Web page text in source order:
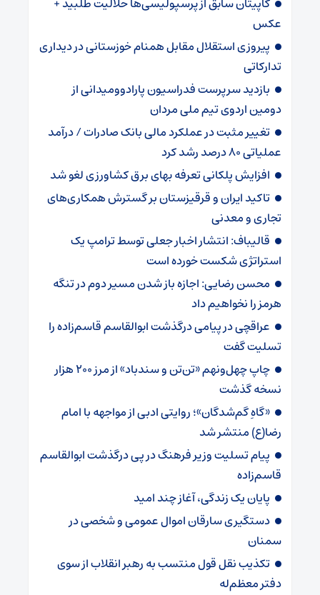
عکس
پیروزی استقلال مقابل همنام خوزستانی در دیداری
تدارکاتی
بازدید سرپرست فدراسیون پارادوومیدانی از
دومین اردوی تیم ملی مردان
تغییر مثبت در عملکرد مالی بانک صادرات / درآمد
عملیاتی ۸۰ درصد رشد کرد
افزایش پلکانی تعرفه بهای برق کشاورزی لغو شد
تاکید ایران و قرقیزستان بر گسترش همکاری‌های
تجاری و معدنی
قالیباف: انتشار اخبار جعلی توسط ترامپ یک
استراتژی شکست خورده است
محسن رضایی: اجازه باز شدن مسیر دوم در تنگه
هرمز را نخواهیم داد
عراقچی در پیامی درگذشت ابوالقاسم قاسم‌زاده را
تسلیت گفت
چاپ چهل‌ونهم «تن‌تن و سندباد» از مرز ۲۰۰ هزار
نسخه گذشت
«گاهِ گم‌شدگان»؛ روایتی ادبی از مواجهه با امام
رضا(ع) منتشر شد
پیام تسلیت وزیر فرهنگ در پی درگذشت ابوالقاسم
قاسم‌زاده
پایان یک زندگی، آغاز چند امید
دستگیری سارقان اموال عمومی و شخصی در
سمنان
تکذیب نقل قول منتسب به رهبر انقلاب از سوی
دفتر معظم‌له